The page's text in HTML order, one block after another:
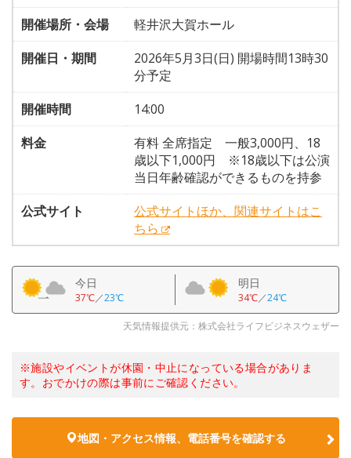
開催場所・会場
軽井沢大賀ホール
開催日・期間
2026年5月3日(日) 開場時間13時30
分予定
開催時間
14:00
料金
有料 全席指定 一般3,000円、18
歳以下1,000円 ※18歳以下は公演
当日年齢確認ができるものを持参
公式サイト
公式サイトほか、関連サイトはこ
ちら
今日
37℃／23℃
明日
34℃／24℃
天気情報提供元：株式会社ライフビジネスウェザー
※施設やイベントが休園・中止になっている場合がありま
す。おでかけの際は事前にご確認ください。
地図・アクセス情報、電話番号を確認する